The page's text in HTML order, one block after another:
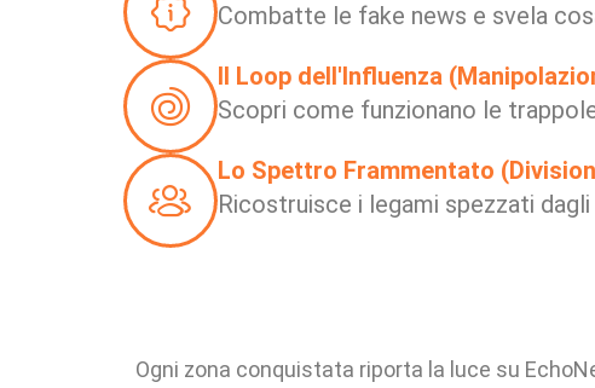
Combatte le fake news e svela
Il Loop dell'Influenza
Scopri come funzionano le
Lo Spettro Frammentato
Ricostruisce i legami spezzati
Ogni zona conquistata riporta la luce su